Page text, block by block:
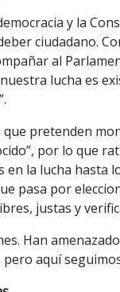
y la
ciudadano.
al
lucha es
que pretenden
por lo que
en la lucha hasta
pasa por
justas y
Han
aquí